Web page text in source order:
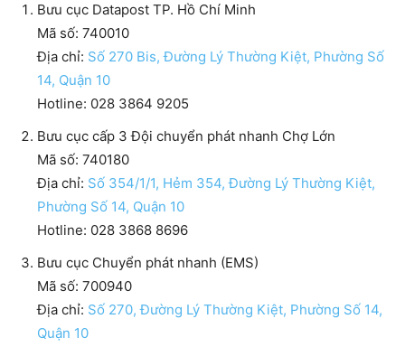
Bưu cục Datapost TP. Hồ Chí Minh
Mã số: 740010
Địa chỉ: Số 270 Bis, Đường Lý Thường Kiệt, Phường Số
14, Quận 10
Hotline: 028 3864 9205
Bưu cục cấp 3 Đội chuyển phát nhanh Chợ Lớn
Mã số: 740180
Địa chỉ: Số 354/1/1, Hẻm 354, Đường Lý Thường Kiệt,
Phường Số 14, Quận 10
Hotline: 028 3868 8696
Bưu cục Chuyển phát nhanh (EMS)
Mã số: 700940
Địa chỉ: Số 270, Đường Lý Thường Kiệt, Phường Số 14,
Quận 10